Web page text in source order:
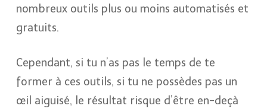
nombreux outils plus ou moins automatisés et
gratuits.
Cependant, si tu n’as pas le temps de te
former à ces outils, si tu ne possèdes pas un
œil aiguisé, le résultat risque d’être en-deçà